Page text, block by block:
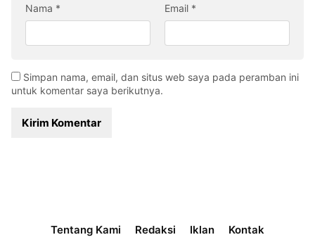
Nama * Email *
Simpan nama, email, dan situs web saya pada peramban ini
untuk komentar saya berikutnya.
Tentang Kami Redaksi Iklan
Kontak